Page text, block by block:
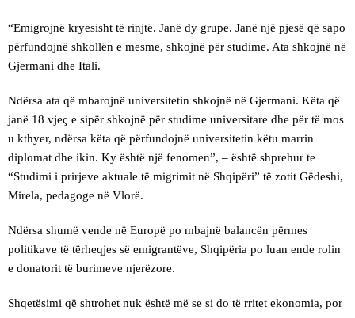
“Emigrojnë kryesisht të rinjtë. Janë dy grupe. Janë një pjesë që sapo
përfundojnë shkollën e mesme, shkojnë për studime. Ata shkojnë në
Gjermani dhe Itali.
Ndërsa ata që mbarojnë universitetin shkojnë në Gjermani. Këta që
janë 18 vjeç e sipër shkojnë për studime universitare dhe për të mos
u kthyer, ndërsa këta që përfundojnë universitetin këtu marrin
diplomat dhe ikin. Ky është një fenomen”, – është shprehur te
“Studimi i prirjeve aktuale të migrimit në Shqipëri” të zotit Gëdeshi,
Mirela, pedagoge në Vlorë.
Ndërsa shumë vende në Europë po mbajnë balancën përmes
politikave të tërheqjes së emigrantëve, Shqipëria po luan ende rolin
e donatorit të burimeve njerëzore.
Shqetësimi që shtrohet nuk është më se si do të rritet ekonomia, por